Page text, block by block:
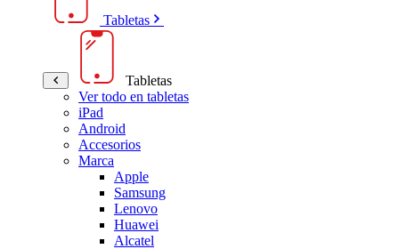
Tabletas
Tabletas
Ver todo en tabletas
iPad
Android
Accesorios
Marca
Apple
Samsung
Lenovo
Huawei
Alcatel